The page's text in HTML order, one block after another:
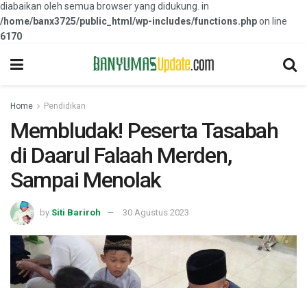
diabaikan oleh semua browser yang didukung. in
/home/banx3725/public_html/wp-includes/functions.phpon line
6170
Home Pendidikan
Membludak! Peserta Tasabah
di Daarul Falaah Merden,
Sampai Menolak
by Siti Bariroh 30 Agustus 2023